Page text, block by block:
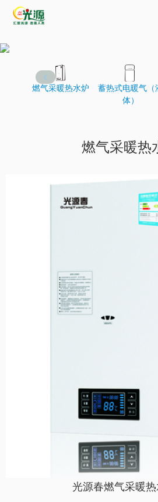
燃气采暖热水炉
蓄热式电暖气（
体）
燃气采暖热
光源春燃气采暖